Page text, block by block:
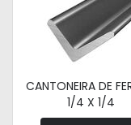
CANTONEIRA DE
1/4 X 1/4